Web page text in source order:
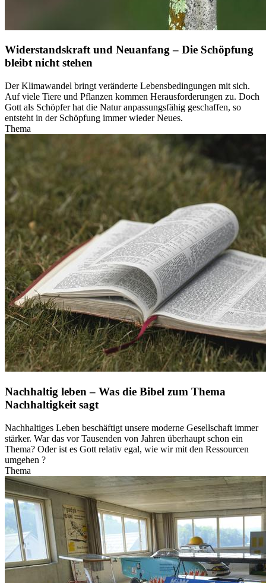
Widerstandskraft und Neuanfang – Die Schöpfung
bleibt nicht stehen
Der Klimawandel bringt veränderte Lebens­bedingungen mit sich.
Auf viele Tiere und Pflanzen kommen Herausforderungen zu. Doch
Gott als Schöpfer hat die Natur anpassungsfähig geschaffen, so
entsteht in der Schöpfung immer wieder Neues.
Thema
Nachhaltig leben – Was die Bibel zum Thema
Nachhaltigkeit sagt
Nachhaltiges Leben beschäftigt unsere moderne Gesellschaft immer
stärker. War das vor Tausenden von Jahren überhaupt schon ein
Thema? Oder ist es Gott relativ egal, wie wir mit den Ressourcen
umgehen ?
Thema